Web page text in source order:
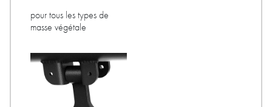
pour tous les types de
masse végétale